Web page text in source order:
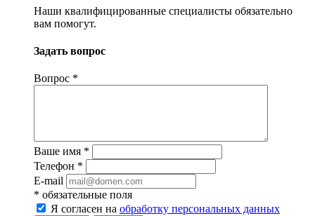
Наши квалифицированные специалисты обязательно
вам помогут.
Задать вопрос
Вопрос *
Ваше имя *
Телефон *
E-mail
* обязательные поля
Я согласен на обработку персональных данных